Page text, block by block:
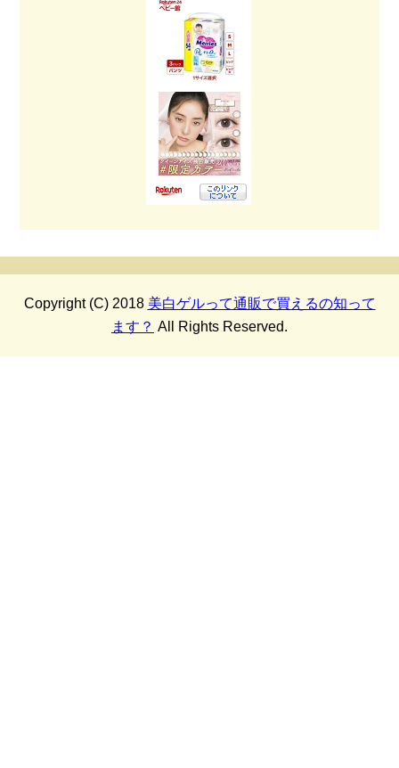
Copyright (C) 2018 美白ゲルって通販で買えるの知って
ます？ All Rights Reserved.